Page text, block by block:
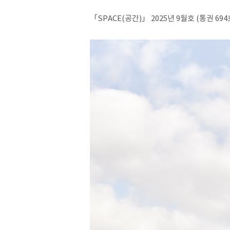
「SPACE(공간)」 2025년 9월호 (통권